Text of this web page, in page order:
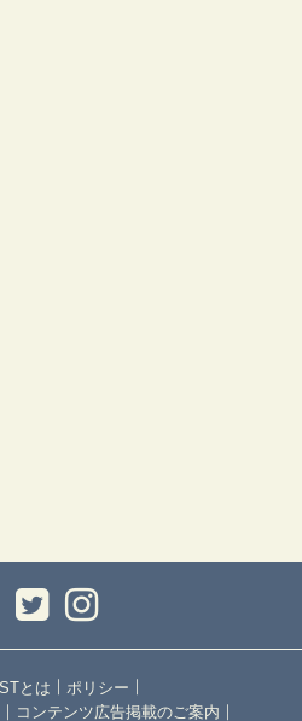
とは ｜ ポリシー ｜
｜ コンテンツ広告掲載のご案内 ｜